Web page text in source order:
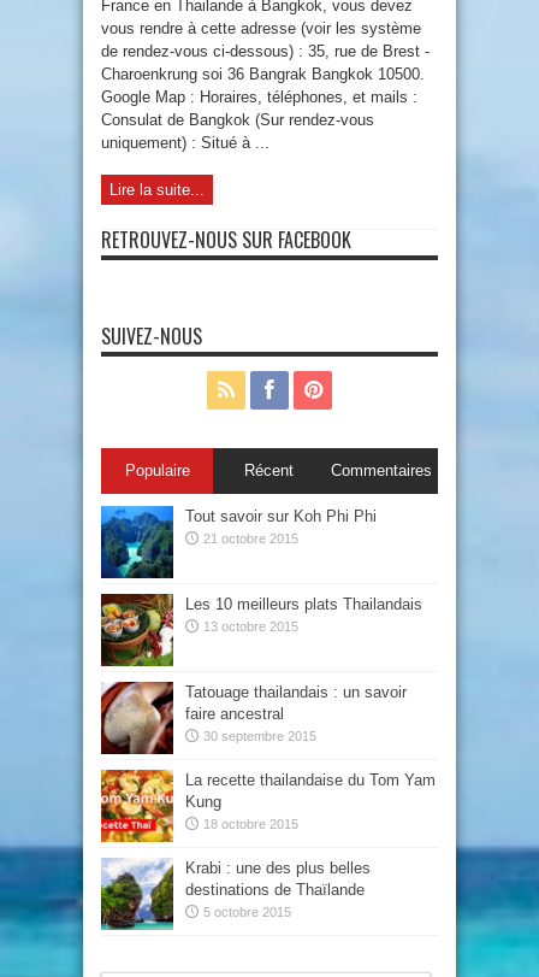
France en Thailande à Bangkok, vous devez
vous rendre à cette adresse (voir les système
de rendez-vous ci-dessous) : 35, rue de Brest -
Charoenkrung soi 36 Bangrak Bangkok 10500.
Google Map : Horaires, téléphones, et mails :
Consulat de Bangkok (Sur rendez-vous
uniquement) : Situé à ...
Lire la suite...
RETROUVEZ-NOUS SUR FACEBOOK
SUIVEZ-NOUS
Populaire Récent Commentaires
Tout savoir sur Koh Phi Phi
21 octobre 2015
Les 10 meilleurs plats Thailandais
13 octobre 2015
Tatouage thailandais : un savoir
faire ancestral
30 septembre 2015
La recette thailandaise du Tom Yam
Kung
18 octobre 2015
Krabi : une des plus belles
destinations de Thaïlande
5 octobre 2015